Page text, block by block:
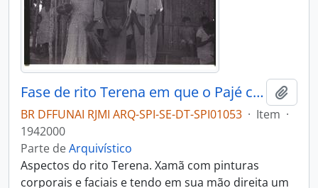
Fase de rito Terena em que o Pajé canta e invoca os espíritos
BR DFFUNAI RJMI ARQ-SPI-SE-DT-SPI01053 · Item ·
1942000
Parte deArquivístico
Aspectos do rito Terena. Xamã com pinturas
corporais e faciais e tendo em sua mão direita um